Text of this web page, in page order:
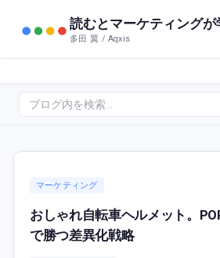
読むとマーケティング
多田 翼 / Aqxis
マーケティング
おしゃれ自転車ヘルメット。
で勝つ差異化戦略